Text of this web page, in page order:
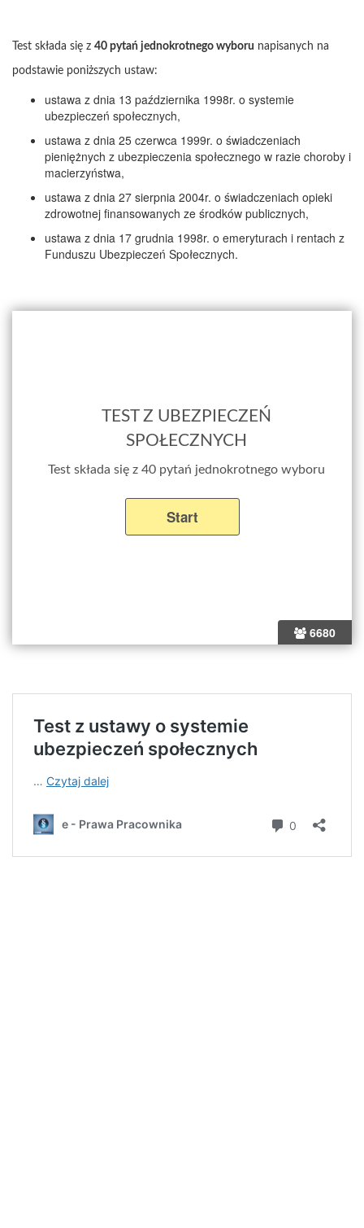
Test składa się z 40 pytań jednokrotnego wyboru napisanych na
podstawie poniższych ustaw:
ustawa z dnia 13 października 1998r. o systemie
ubezpieczeń społecznych,
ustawa z dnia 25 czerwca 1999r. o świadczeniach
pieniężnych z ubezpieczenia społecznego w razie choroby i
macierzyństwa,
ustawa z dnia 27 sierpnia 2004r. o świadczeniach opieki
zdrowotnej finansowanych ze środków publicznych,
ustawa z dnia 17 grudnia 1998r. o emeryturach i rentach z
Funduszu Ubezpieczeń Społecznych.
6680
TEST Z UBEZPIECZEŃ
SPOŁECZNYCH
Test składa się z 40 pytań jednokrotnego wyboru